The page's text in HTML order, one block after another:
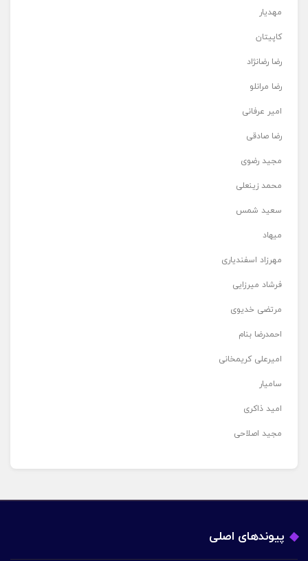
مهدیار
کاپیتان
رضا رضانژاد
رضا مرانلو
امیر عرفانی
رضا صادقی
مجید رضوی
محمد زینعلی
سعید شمس
میهاد
مهرزاد اسفندیاری
فرشاد میرزایی
مرتضی خدیوی
احمدرضا بنام
امیرعلی کریمخانی
سامیار
امید ذاکری
مجید اصلاحی
پیوندهای اصلی